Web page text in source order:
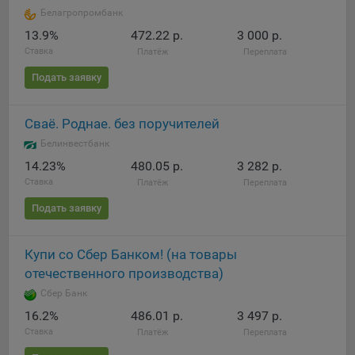
При этом, некоторые браузеры позволяют посещать
интернет-сайты в режиме «Инкогнито», чтобы ограничить
хранимый на компьютере объем информации и
автоматически удалять сессионные файлы cookie. Кроме
того, субъект персональных данных может удалить ранее
опцию в истории браузера.
Подробнее о параметрах управления можно ознакомиться,
перейдя по внешним ссылкам, ведущим на
соответствующие страницы сайтов основных браузеров:
Firefox
Safari
Opera
Microsoft Edge
Internet Explorer
Белагропромбанк
13.9%
Ставка
472.22 р.
Платёж
3 000 р.
Переплата
Подать заявку
Сваё. Роднае. без поручителей
Белинвестбанк
14.23%
Ставка
480.05 р.
Платёж
3 282 р.
Переплата
Подать заявку
Купи со Сбер Банком! (на товары
отечественного производства)
Сбер Банк
16.2%
Ставка
486.01 р.
Платёж
3 497 р.
Переплата